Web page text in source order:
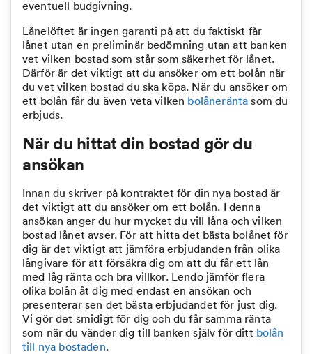
eventuell budgivning.
Lånelöftet är ingen garanti på att du faktiskt får
lånet utan en preliminär bedömning utan att banken
vet vilken bostad som står som säkerhet för lånet.
Därför är det viktigt att du ansöker om ett bolån när
du vet vilken bostad du ska köpa. När du ansöker om
ett bolån får du även veta vilken bolåneränta som du
erbjuds.
När du hittat din bostad gör du
ansökan
Innan du skriver på kontraktet för din nya bostad är
det viktigt att du ansöker om ett bolån. I denna
ansökan anger du hur mycket du vill låna och vilken
bostad lånet avser. För att hitta det bästa bolånet för
dig är det viktigt att jämföra erbjudanden från olika
långivare för att försäkra dig om att du får ett lån
med låg ränta och bra villkor. Lendo jämför flera
olika bolån åt dig med endast en ansökan och
presenterar sen det bästa erbjudandet för just dig.
Vi gör det smidigt för dig och du får samma ränta
som när du vänder dig till banken själv för ditt bolån
till nya bostaden.